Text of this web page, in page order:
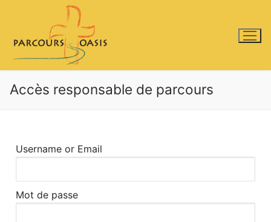
Accès responsable de parcours
Username or Email
Mot de passe